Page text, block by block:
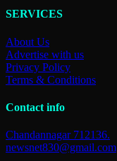
SERVICES
About Us
Advertise with us
Privacy Policy
Terms & Conditions
Contact info
Chandannagar 712136.
newsnet830@gmail.com